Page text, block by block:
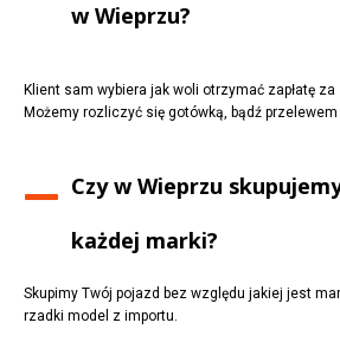
wWieprzu?
Klient sam wybiera jak woli otrzymać zapłatę
Możemy rozliczyć się gotówką, bądź
Czy wWieprzu
każdej marki?
Skupimy Twój pojazd bez względu jakiej jest
rzadki model z importu.